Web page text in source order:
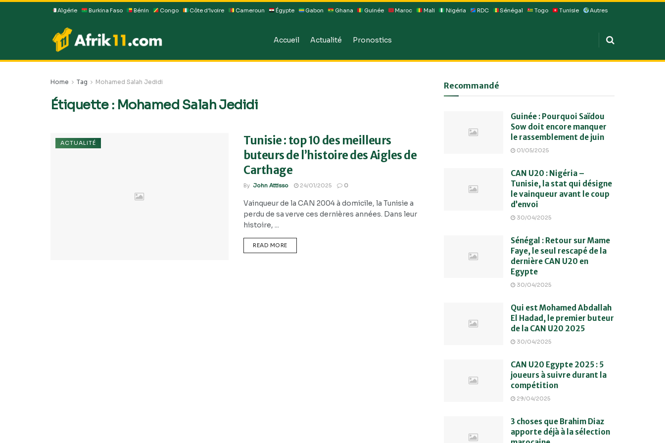
Algérie Burkina Faso Bénin Congo Côte d’Ivoire Cameroun Égypte Gabon Ghana Guinée Maroc Mali Nigéria RDC Sénégal Togo Tunisie Autres
Accueil Actualité Pronostics
Home Tag Mohamed Salah Jedidi
Étiquette : Mohamed Salah Jedidi
ACTUALITÉ
Tunisie : top 10 des meilleurs
buteurs de l’histoire des Aigles de
Carthage
By John Attisso 24/01/2025 0
Vainqueur de la CAN 2004 à domicile, la Tunisie a
perdu de sa verve ces dernières années. Dans leur
histoire, ...
READ MORE
Recommandé
Guinée : Pourquoi Saïdou
Sow doit encore manquer
le rassemblement de juin
01/05/2025
CAN U20 : Nigéria –
Tunisie, la stat qui désigne
le vainqueur avant le coup
d’envoi
30/04/2025
Sénégal : Retour sur Mame
Faye, le seul rescapé de la
dernière CAN U20 en
Egypte
30/04/2025
Qui est Mohamed Abdallah
El Hadad, le premier buteur
de la CAN U20 2025
30/04/2025
CAN U20 Egypte 2025 : 5
joueurs à suivre durant la
compétition
29/04/2025
3 choses que Brahim Diaz
apporte déjà à la sélection